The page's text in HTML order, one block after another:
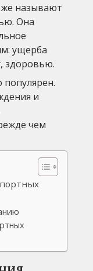
называют
Она
ущерба
здоровью.
и
чем